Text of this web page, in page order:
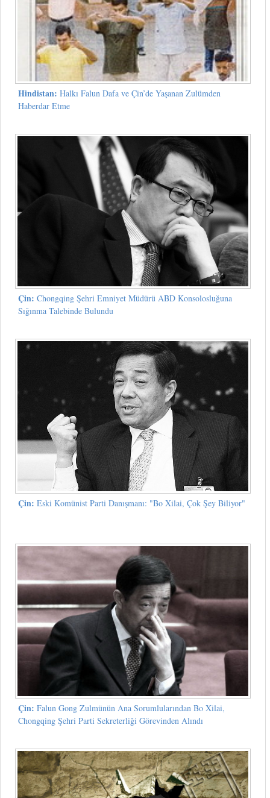
Hindistan: Halkı Falun Dafa ve Çin’de Yaşanan Zulümden
Haberdar Etme
Çin: Chongqing Şehri Emniyet Müdürü ABD Konsolosluğuna
Sığınma Talebinde Bulundu
Çin: Eski Komünist Parti Danışmanı: "Bo Xilai, Çok Şey Biliyor"
Çin: Falun Gong Zulmünün Ana Sorumlularından Bo Xilai,
Chongqing Şehri Parti Sekreterliği Görevinden Alındı